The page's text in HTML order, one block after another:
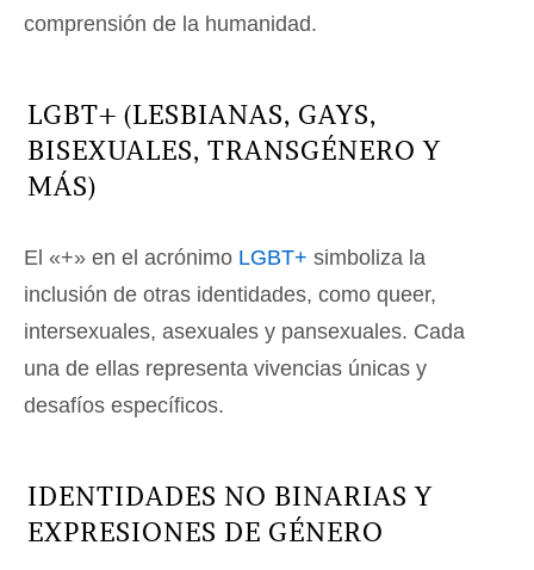
comprensión de la humanidad.
LGBT+ (LESBIANAS, GAYS,
BISEXUALES, TRANSGÉNERO Y
MÁS)
El «+» en el acrónimo LGBT+ simboliza la
inclusión de otras identidades, como queer,
intersexuales, asexuales y pansexuales. Cada
una de ellas representa vivencias únicas y
desafíos específicos.
IDENTIDADES NO BINARIAS Y
EXPRESIONES DE GÉNERO